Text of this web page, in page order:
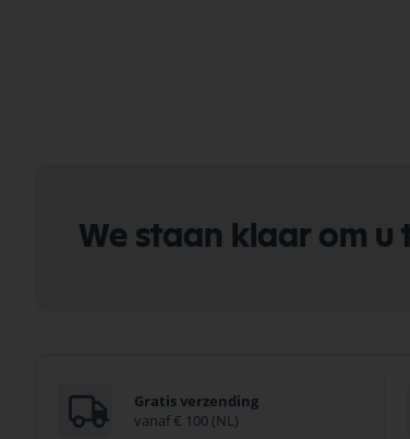
We staan klaar om u
Gratis verzending
vanaf € 100 (NL)